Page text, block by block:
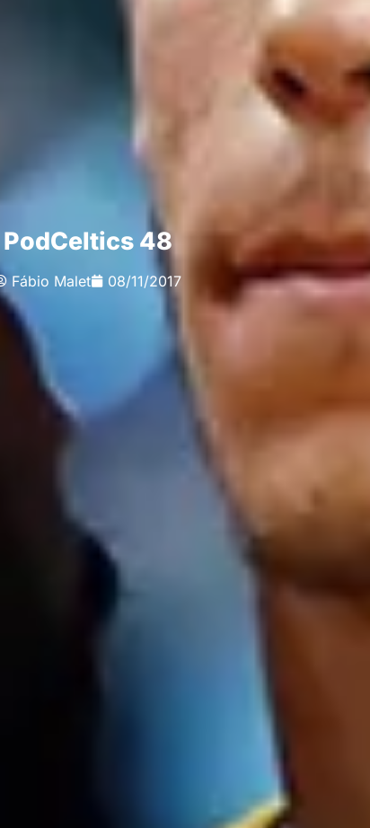
PodCeltics 48
Fábio Malet 08/11/2017